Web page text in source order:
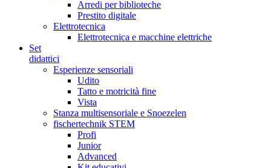
Arredi per biblioteche
Prestito digitale
Elettrotecnica
Elettrotecnica e macchine elettriche
Set
didattici
Esperienze sensoriali
Udito
Tatto e motricità fine
Vista
Stanza multisensoriale e Snoezelen
fischertechnik STEM
Profi
Junior
Advanced